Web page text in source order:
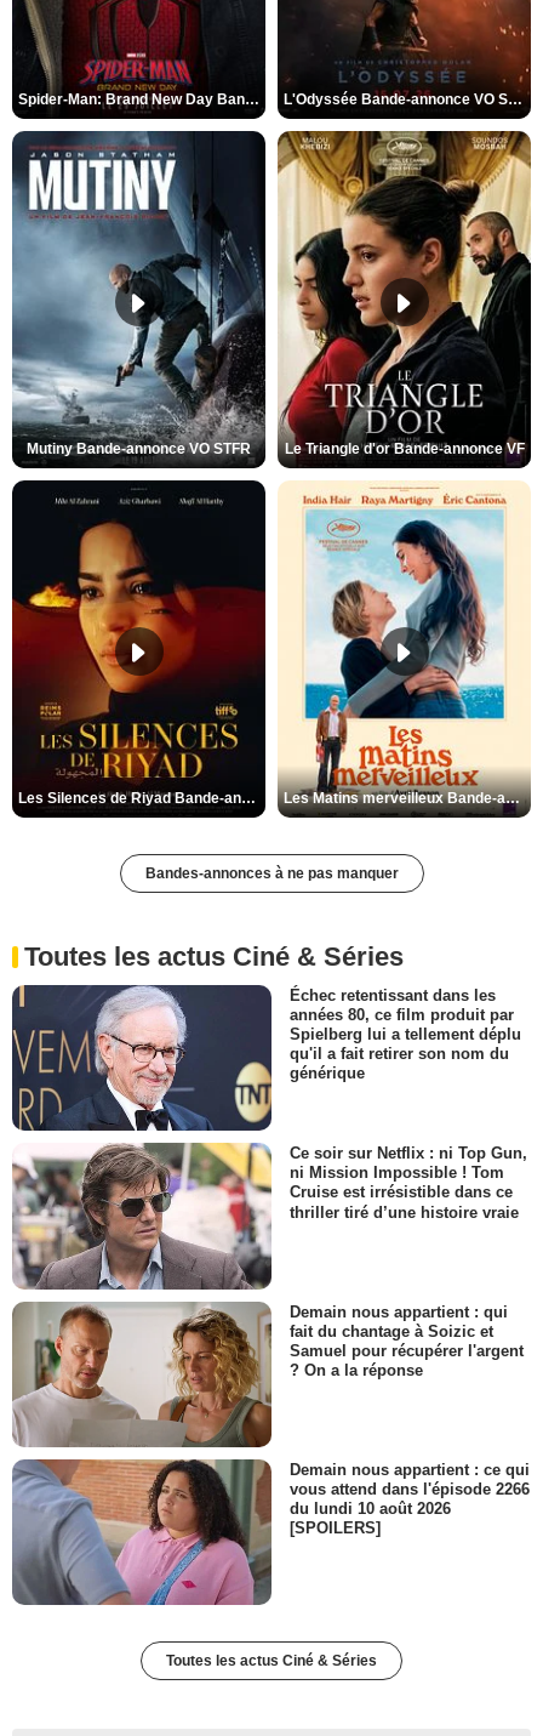
Spider-Man: Brand New Day Bande-annonce VO STFR L'Odyssée Bande-annonce VO STFR
Mutiny Bande-annonce VO STFR Le Triangle d'or Bande-annonce VF
Les Silences de Riyad Bande-annonce VO STFR Les Matins merveilleux Bande-annonce VF
Bandes-annonces à ne pas manquer
Toutes les actus Ciné & Séries
Échec retentissant dans les
années 80, ce film produit par
Spielberg lui a tellement déplu
qu'il a fait retirer son nom du
générique
Ce soir sur Netflix : ni Top Gun,
ni Mission Impossible ! Tom
Cruise est irrésistible dans ce
thriller tiré d’une histoire vraie
Demain nous appartient : qui
fait du chantage à Soizic et
Samuel pour récupérer l'argent
? On a la réponse
Demain nous appartient : ce qui
vous attend dans l'épisode 2266
du lundi 10 août 2026
[SPOILERS]
Toutes les actus Ciné & Séries